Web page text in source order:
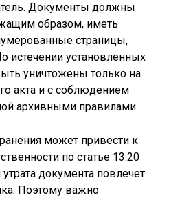
Документы должны
образом, иметь
страницы,
истечении установленных
уничтожены только на
акта и с соблюдением
архивными правилами.
может привести к
по статье 13.20
документа повлечет
Поэтому важно